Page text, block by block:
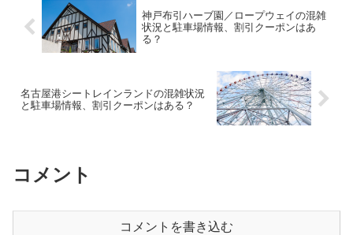
神戸布引ハーブ園／ロープウェイの混雑
状況と駐車場情報、割引クーポンはあ
る？
名古屋港シートレインランドの混雑状況
と駐車場情報、割引クーポンはある？
コメント
コメントを書き込む